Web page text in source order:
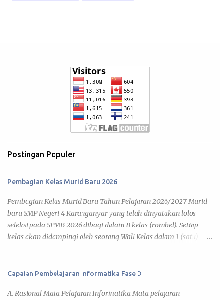
Postingan Populer
Pembagian Kelas Murid Baru 2026
Pembagian Kelas Murid Baru Tahun Pelajaran 2026/2027 Murid
baru SMP Negeri 4 Karanganyar yang telah dinyatakan lolos
seleksi pada SPMB 2026 dibagi dalam 8 kelas (rombel). Setiap
kelas akan didampingi oleh seorang Wali Kelas dalam 1 (satu)
pendidikan tahun pelajaran 2026/2027. Di bawah ini daftar
dapat kamu lihat pada link tiap kelas. 7 A 7 B 7 C 7 D 7 E 7 F 7 G 7
Capaian Pembelajaran Informatika Fase D
A. Rasional Mata Pelajaran Informatika Mata pelajaran